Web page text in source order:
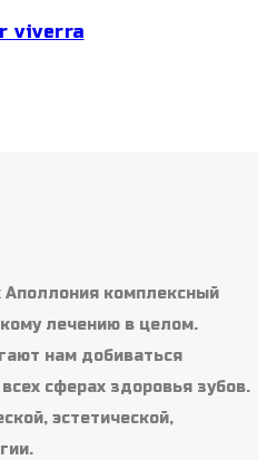
viverra
комплексный
лечению в целом.
нам добиваться
сферах здоровья зубов.
эстетической,